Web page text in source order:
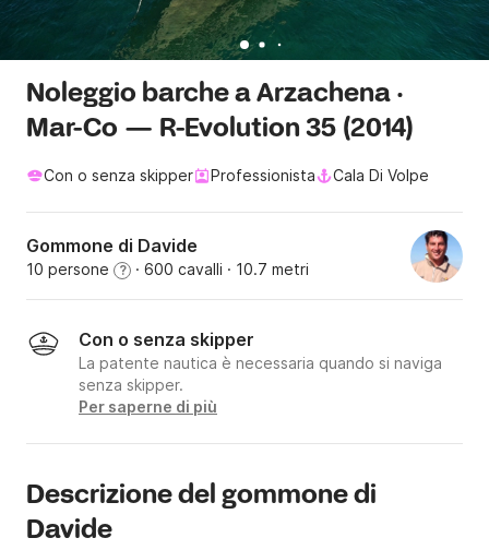
Noleggio barche a Arzachena ·
Mar-Co — R-Evolution 35 (2014)
Con o senza skipper Professionista Cala Di Volpe
Gommone di Davide
10 persone ? · 600 cavalli · 10.7 metri
Con o senza skipper
La patente nautica è necessaria quando si naviga
senza skipper.
Per saperne di più
Descrizione del gommone di
Davide